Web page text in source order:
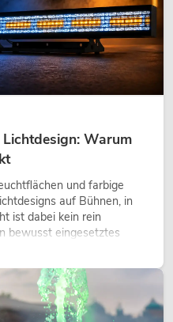
Warum
und farbige
auf Bühnen, in
ist dabei kein rein
bewusst eingesetztes
gibt Szenen
Setups emotionaler